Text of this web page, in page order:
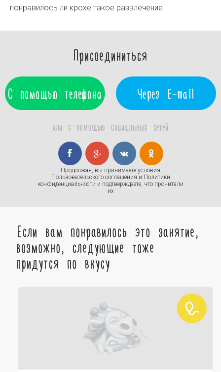
понравилось ли крохе такое развлечение.
Присоединиться
С помощью телефона Через E-mail
или с помощью социальных сетей
Продолжая, вы принимаете условия
Пользовательского соглашения и Политики
конфиденциальности и подтверждаете, что прочитали
их
Если вам понравилось это занятие,
возможно, следующие тоже
придутся по вкусу